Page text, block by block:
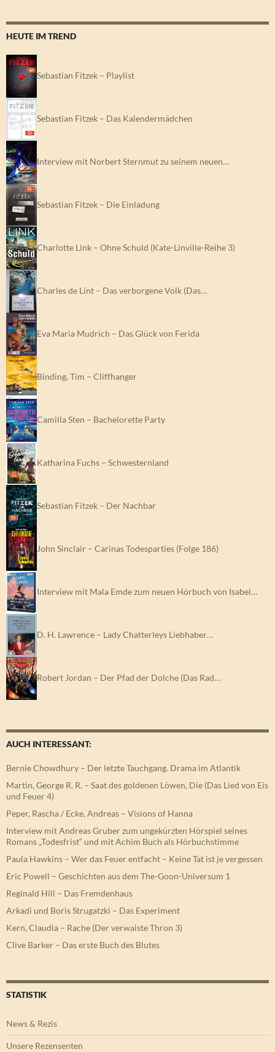
HEUTE IM TREND
Sebastian Fitzek – Playlist
Sebastian Fitzek – Das Kalendermädchen
Interview mit Norbert Sternmut zu seinem neuen…
Sebastian Fitzek – Die Einladung
Charlotte Link – Ohne Schuld (Kate-Linville-Reihe 3)
Charles de Lint – Das verborgene Volk (Das…
Eva Maria Mudrich – Das Glück von Ferida
Binding, Tim – Cliffhanger
Camilla Sten – Bachelorette Party
Katharina Fuchs – Schwesternland
Sebastian Fitzek – Der Nachbar
John Sinclair – Carinas Todesparties (Folge 186)
Interview mit Mala Emde zum neuen Hörbuch von Isabel…
D. H. Lawrence – Lady Chatterleys Liebhaber…
Robert Jordan – Der Pfad der Dolche (Das Rad…
AUCH INTERESSANT:
Bernie Chowdhury – Der letzte Tauchgang. Drama im Atlantik
Martin, George R. R. – Saat des goldenen Löwen, Die (Das Lied von Eis
und Feuer 4)
Peper, Rascha / Ecke, Andreas – Visions of Hanna
Interview mit Andreas Gruber zum ungekürzten Hörspiel seines
Romans „Todesfrist“ und mit Achim Buch als Hörbuchstimme
Paula Hawkins – Wer das Feuer entfacht – Keine Tat ist je vergessen
Eric Powell – Geschichten aus dem The-Goon-Universum 1
Reginald Hill – Das Fremdenhaus
Arkadi und Boris Strugatzki – Das Experiment
Kern, Claudia – Rache (Der verwaiste Thron 3)
Clive Barker – Das erste Buch des Blutes
STATISTIK
News & Rezis
Unsere Rezensenten